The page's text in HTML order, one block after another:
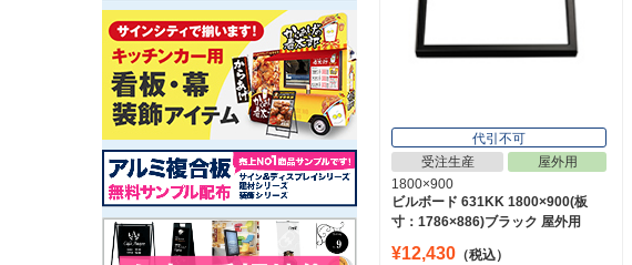
代引不可
受注生産
屋外用
1800×900
ビルボード 631KK 1800×900(板
寸：1786×886)ブラック 屋外用
¥12,430 （税込）